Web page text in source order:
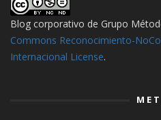
Blog corporativo de Grupo
Commons Reconocimiento-
Internacional License.